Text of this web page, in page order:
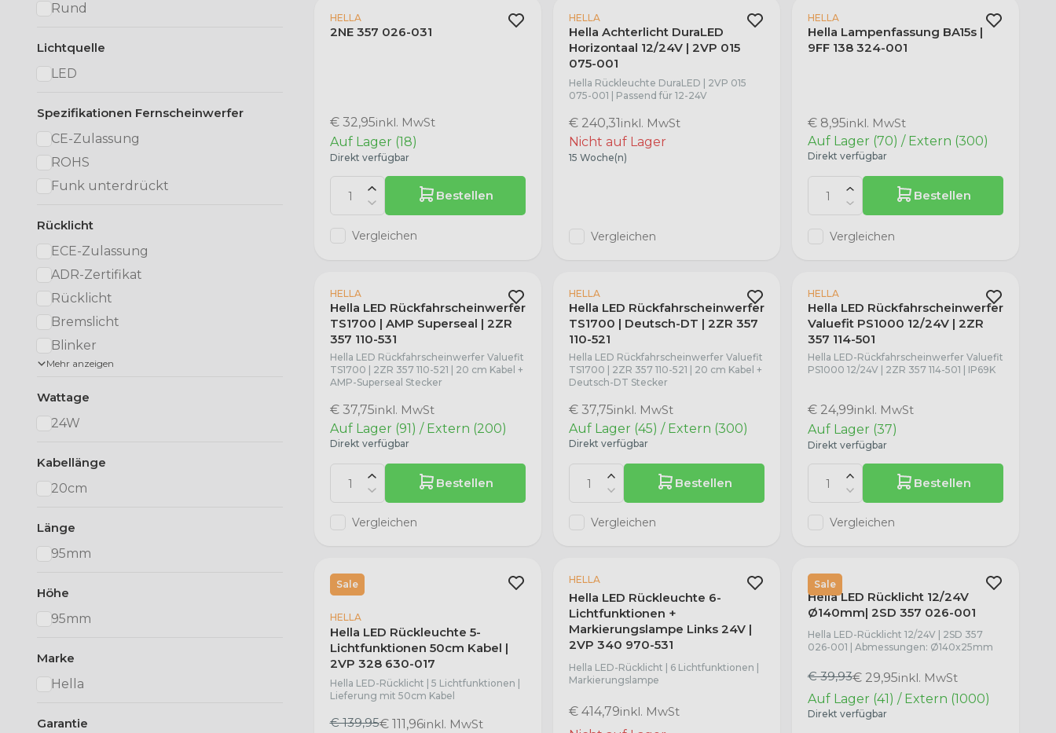
Rund
Lichtquelle
LED
Spezifikationen Fernscheinwerfer
CE-Zulassung
ROHS
Funk unterdrückt
Rücklicht
ECE-Zulassung
ADR-Zertifikat
Rücklicht
Bremslicht
Blinker
Mehr anzeigen
Wattage
24W
Kabellänge
20cm
Länge
95mm
Höhe
95mm
Marke
Hella
Garantie
HELLA
2NE 357 026-031
€ 32,95inkl. MwSt
Auf Lager (18)
Direkt verfügbar
Bestellen
Vergleichen
HELLA
Hella Achterlicht DuraLED
Horizontaal 12/24V | 2VP 015
075-001
Hella Rückleuchte DuraLED | 2VP 015
075-001 | Passend für 12-24V
€ 240,31inkl. MwSt
Nicht auf Lager
15 Woche(n)
Vergleichen
HELLA
Hella Lampenfassung BA15s |
9FF 138 324-001
€ 8,95inkl. MwSt
Auf Lager (70) / Extern (300)
Direkt verfügbar
Bestellen
Vergleichen
HELLA
Hella LED Rückfahrscheinwerfer
TS1700 | AMP Superseal | 2ZR
357 110-531
Hella LED Rückfahrscheinwerfer Valuefit
TS1700 | 2ZR 357 110-521 | 20 cm Kabel +
AMP-Superseal Stecker
€ 37,75inkl. MwSt
Auf Lager (91) / Extern (200)
Direkt verfügbar
Bestellen
Vergleichen
HELLA
Hella LED Rückfahrscheinwerfer
TS1700 | Deutsch-DT | 2ZR 357
110-521
Hella LED Rückfahrscheinwerfer Valuefit
TS1700 | 2ZR 357 110-521 | 20 cm Kabel +
Deutsch-DT Stecker
€ 37,75inkl. MwSt
Auf Lager (45) / Extern (300)
Direkt verfügbar
Bestellen
Vergleichen
HELLA
Hella LED Rückfahrscheinwerfer
Valuefit PS1000 12/24V | 2ZR
357 114-501
Hella LED-Rückfahrscheinwerfer Valuefit
PS1000 12/24V | 2ZR 357 114-501 | IP69K
€ 24,99inkl. MwSt
Auf Lager (37)
Direkt verfügbar
Bestellen
Vergleichen
Sale
HELLA
Hella LED Rückleuchte 5-
Lichtfunktionen 50cm Kabel |
2VP 328 630-017
Hella LED-Rücklicht | 5 Lichtfunktionen |
Lieferung mit 50cm Kabel
€ 139,95€ 111,96inkl. MwSt
HELLA
Hella LED Rückleuchte 6-
Lichtfunktionen +
Markierungslampe Links 24V |
2VP 340 970-531
Hella LED-Rücklicht | 6 Lichtfunktionen |
Markierungslampe
€ 414,79inkl. MwSt
Sale
HELLA
Hella LED Rücklicht 12/24V
Ø140mm| 2SD 357 026-001
Hella LED-Rücklicht 12/24V | 2SD 357
026-001 | Abmessungen: Ø140x25mm
€ 39,93€ 29,95inkl. MwSt
Auf Lager (41) / Extern (1000)
Direkt verfügbar